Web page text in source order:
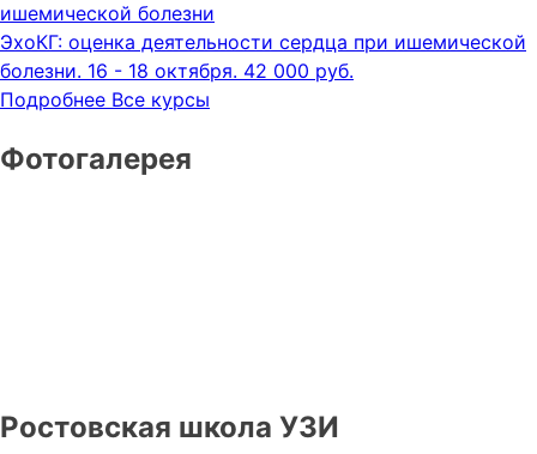
ЭхоКГ: оценка деятельности сердца при ишемической
болезни. 16 - 18 октября. 42 000 руб.
Подробнее Все курсы
Фотогалерея
Ростовская школа УЗИ